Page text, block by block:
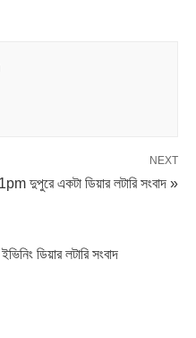
NEXT
দুপুরে একটা ডিয়ার লটারি সংবাদ »
ডিয়ার লটারি সংবাদ